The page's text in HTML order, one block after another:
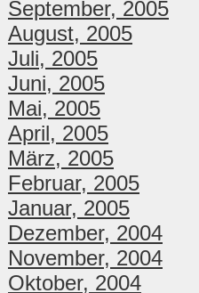
September, 2005
August, 2005
Juli, 2005
Juni, 2005
Mai, 2005
April, 2005
März, 2005
Februar, 2005
Januar, 2005
Dezember, 2004
November, 2004
Oktober, 2004